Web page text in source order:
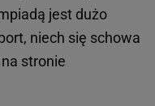
jest dużo
niech się schowa
stronie